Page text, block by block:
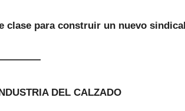
clase para construir un nuevo
DEL CALZADO